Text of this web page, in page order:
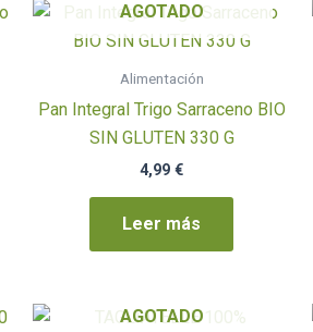
AGOTADO
Alimentación
Pan Integral Trigo Sarraceno BIO
SIN GLUTEN 330 G
4,99 €
Leer más
AGOTADO